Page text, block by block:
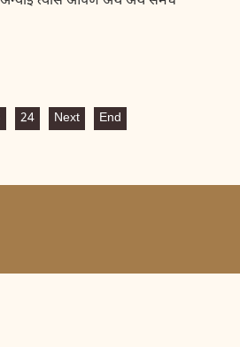
24 Next End